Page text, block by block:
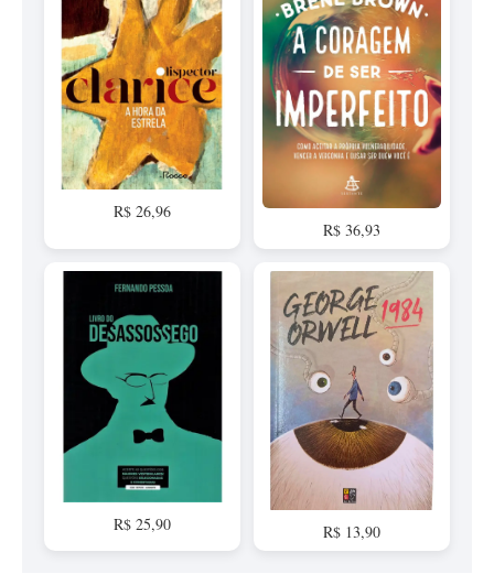
R$ 26,96
R$ 36,93
R$ 25,90 R$ 13,90